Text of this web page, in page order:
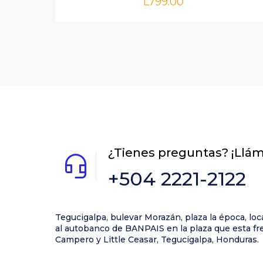
¿Tienes preguntas?
+504 2221-2122
Tegucigalpa, bulevar Morazán, plaza la época,
al autobanco de BANPAIS en la plaza que esta
Campero y Little Ceasar, Tegucigalpa, Honduras.